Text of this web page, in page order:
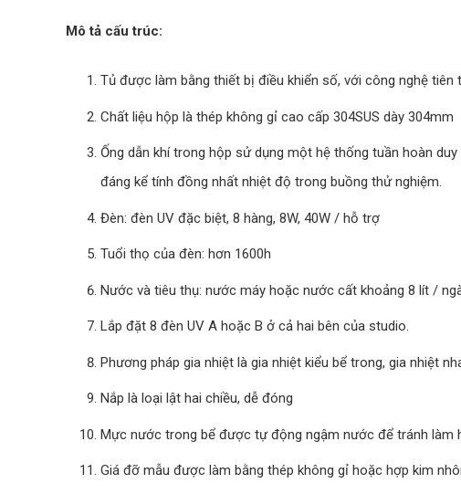
Mô tả cấu trúc:
Tủ được làm bằng thiết bị điều khiển số, với công nghệ
Chất liệu hộp là thép không gỉ cao cấp 304SUS dày 304mm
Ống dẫn khí trong hộp sử dụng một hệ thống tuần hoàn
đáng kể tính đồng nhất nhiệt độ trong buồng thử nghiệm.
Đèn: đèn UV đặc biệt, 8 hàng, 8W, 40W / hỗ trợ
Tuổi thọ của đèn: hơn 1600h
Nước và tiêu thụ: nước máy hoặc nước cất khoảng 8 lít /
Lắp đặt 8 đèn UV A hoặc B ở cả hai bên của studio.
Phương pháp gia nhiệt là gia nhiệt kiểu bể trong, gia nhiệt
Nắp là loại lật hai chiều, dễ đóng
Mực nước trong bể được tự động ngậm nước để tránh làm
Giá đỡ mẫu được làm bằng thép không gỉ hoặc hợp kim